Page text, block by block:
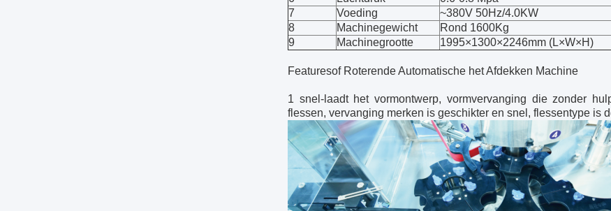
7
Voeding
~380V 50Hz/4.0KW
8
Machinegewicht
Rond 1600Kg
9
Machinegrootte 1995×1300×2246mm (L×W×H)
Featuresof Roterende Automatische het Afdekken Machine
1 snel-laadt het vormontwerp, vormvervanging die zonder
flessen, vervanging merken is geschikter en snel, flessentype is